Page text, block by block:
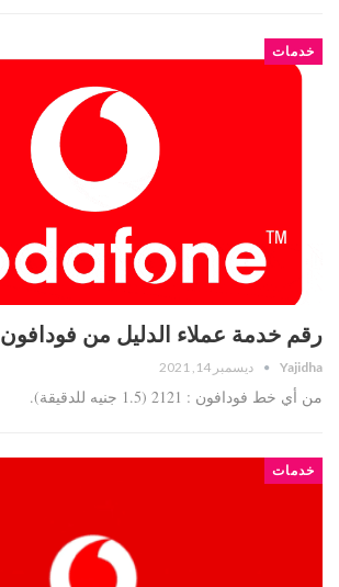
خدمات
رقم خدمة عملاء الدليل من فودافون
Yajidha ديسمبر 14, 2021
من أي خط فودافون : 2121 (1.5 جنيه للدقيقة).
خدمات